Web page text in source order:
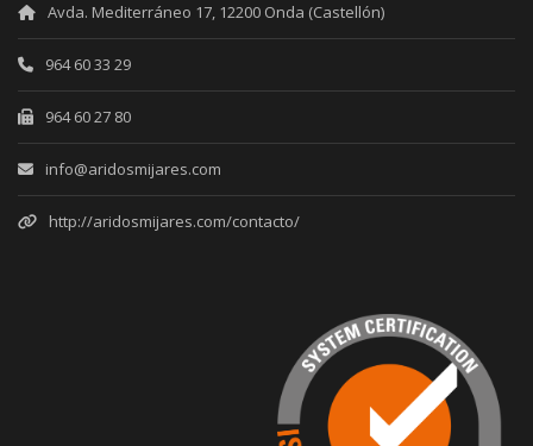
Avda. Mediterráneo 17, 12200 Onda (Castellón)
964 60 33 29
964 60 27 80
info@aridosmijares.com
http://aridosmijares.com/contacto/